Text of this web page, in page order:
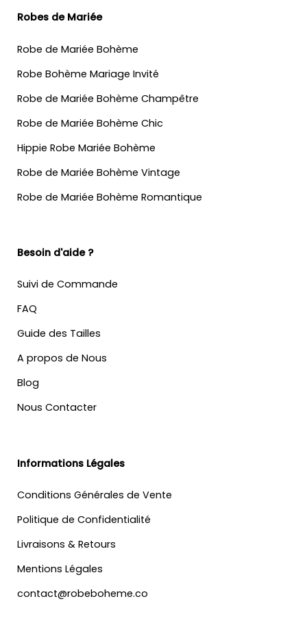
Robes de Mariée
Robe de Mariée Bohème
Robe Bohème Mariage Invité
Robe de Mariée Bohème Champêtre
Robe de Mariée Bohème Chic
Hippie Robe Mariée Bohème
Robe de Mariée Bohème Vintage
Robe de Mariée Bohème Romantique
Besoin d'aide ?
Suivi de Commande
FAQ
Guide des Tailles
A propos de Nous
Blog
Nous Contacter
Informations Légales
Conditions Générales de Vente
Politique de Confidentialité
Livraisons & Retours
Mentions Légales
contact@robeboheme.co